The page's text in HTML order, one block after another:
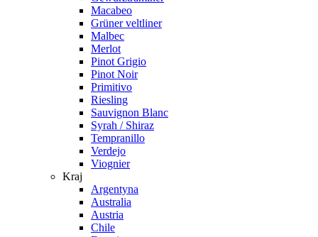
Macabeo
Grüner veltliner
Malbec
Merlot
Pinot Grigio
Pinot Noir
Primitivo
Riesling
Sauvignon Blanc
Syrah / Shiraz
Tempranillo
Verdejo
Viognier
Kraj
Argentyna
Australia
Austria
Chile